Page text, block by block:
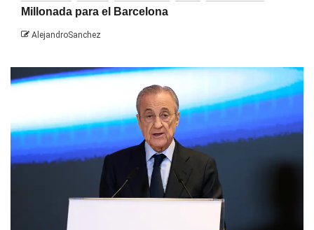
Millonada para el Barcelona
AlejandroSanchez